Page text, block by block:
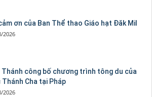
ơn của Ban Thể thao Giáo hạt Đăk Mil
2026
Thánh công bố chương trình tông du của
Cha tại Pháp
2026